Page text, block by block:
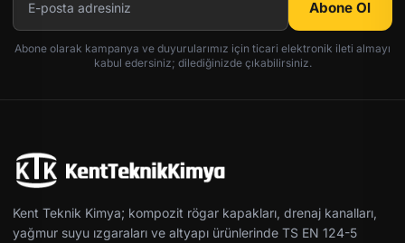
Abone Ol
Abone olarak kampanya ve duyurularımız için ticari elektronik ileti almayı
kabul edersiniz; dilediğinizde çıkabilirsiniz.
Kent Teknik Kimya; kompozit rögar kapakları, drenaj kanalları,
yağmur suyu ızgaraları ve altyapı ürünlerinde TS EN 124-5